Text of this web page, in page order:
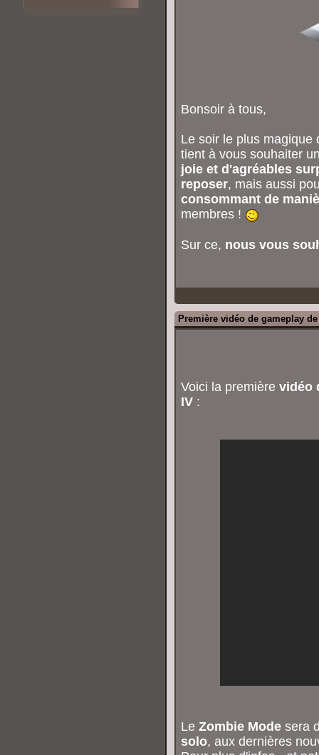
Bonsoir à tous,
Le soir le plus
tient à vous souhaiter
joie et d'agréables
reposer, mais aussi
consommant de
membres !
Sur ce, nous vous
Première vidéo de gameplay
Voici la première vidéo
IV:
Le Zombie Modesera
solo, aux dernières